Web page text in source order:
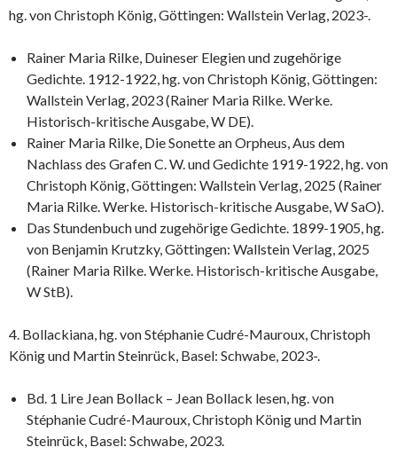
hg. von Christoph König, Göttingen: Wallstein Verlag, 2023-.
Rainer Maria Rilke, Duineser Elegien und zugehörige
Gedichte. 1912-1922, hg. von Christoph König, Göttingen:
Wallstein Verlag, 2023 (Rainer Maria Rilke. Werke.
Historisch-kritische Ausgabe, W DE).
Rainer Maria Rilke, Die Sonette an Orpheus, Aus dem
Nachlass des Grafen C. W. und Gedichte 1919-1922, hg. von
Christoph König, Göttingen: Wallstein Verlag, 2025 (Rainer
Maria Rilke. Werke. Historisch-kritische Ausgabe, W SaO).
Das Stundenbuch und zugehörige Gedichte. 1899-1905, hg.
von Benjamin Krutzky, Göttingen: Wallstein Verlag, 2025
(Rainer Maria Rilke. Werke. Historisch-kritische Ausgabe,
W StB).
4. Bollackiana, hg. von Stéphanie Cudré-Mauroux, Christoph
König und Martin Steinrück, Basel: Schwabe, 2023-.
Bd. 1 Lire Jean Bollack – Jean Bollack lesen, hg. von
Stéphanie Cudré-Mauroux, Christoph König und Martin
Steinrück, Basel: Schwabe, 2023.